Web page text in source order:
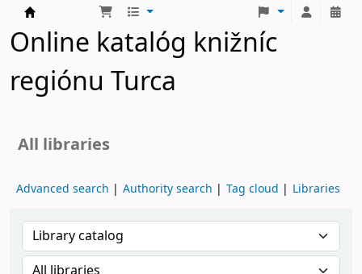
Turčianske knižnice
Online katalóg knižníc
regiónu Turca
All libraries
Advanced search Authority search Tag cloud Libraries